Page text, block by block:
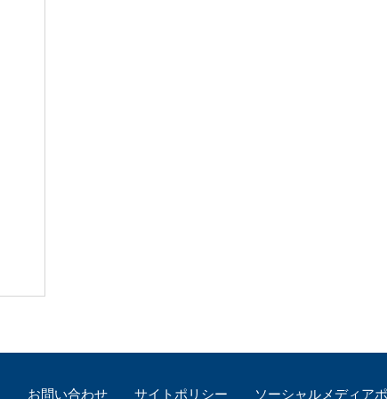
お問い合わせ サイトポリシー ソーシャルメディア